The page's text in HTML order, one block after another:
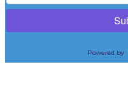
Powered by